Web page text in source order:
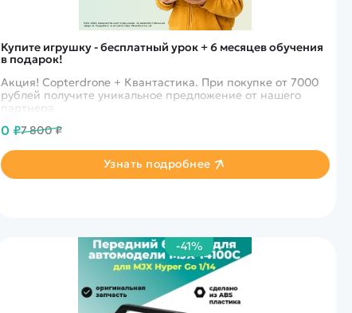
Купите игрушку - бесплатный урок + 6 месяцев обучения
в подарок!
Акция! Copterdrone + Квантастика. При покупке от 7000
рублей получите уникальное предложение от нашего
партнера
0 ₽7 800 ₽
Узнать подробнее
-41%